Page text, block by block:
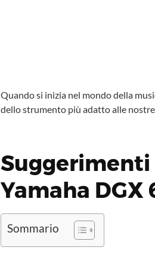
Quando si inizia nel mondo della
dello strumento più adatto alle
Yamaha DGX
Sommario